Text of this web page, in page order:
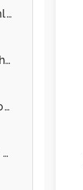
Dogfitnessky na cvíčo - Set pamlsků
Marp Lamb vanička pro psy s jehněčím
BOHEMIA WILD Jehněčí vývar 100 ml
Menforsan Přírodní repelent pro psy proti hmyzu s extraktem z citronely